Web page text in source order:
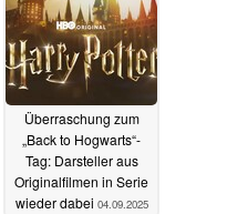
Überraschung zum
„Back to Hogwarts“-
Tag: Darsteller aus
Originalfilmen in Serie
wieder dabei 04.09.2025